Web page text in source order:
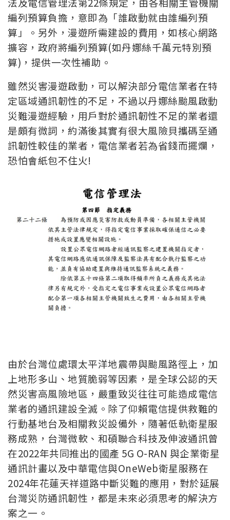
編列預算負擔，意即為「誰啟動就由誰編列預
算」。另外，漫遊所需建設的費用，如核心網路
擴容，政府將編列預算(如丹娜絲千萬元特別預
算)，提供一次性補助。
雖然災害漫遊啟動，可以解決部分電信業者在特
定區域通訊韌性的不足，不過以丹娜絲颱風啟動
災難漫遊經驗，用戶對於通訊韌性不足的業者還
是頗有微詞，約滿後其實有很大風險貝攜碼至通
訊韌性較佳的業者，電信業者若為省錢而擺爛，
恐怕會紙包不住火!
由於台灣位處環太平洋地震帶與颱風路徑上，加
上地形多山、地質脆弱等因素，是全球公認的天
然災害高風險地區，嚴重致災往往可能造成電信
業者的通訊建設全滅。除了仰賴電信提供救難的
行動基地台及相關救災設備外，隨著低軌衛星服
務成熟， 台灣微軟、和碩聯合科技及伸波通訊曾
在2022年共同推出的國產 5G O-RAN 與企業衛星
通訊計畫以及中華電信與OneWeb衛星服務在
2024年花蓮天祥道路中斷災難的應用，對於延展
台灣災防通訊韌性，都是未來必須思考的解決方
案之一。